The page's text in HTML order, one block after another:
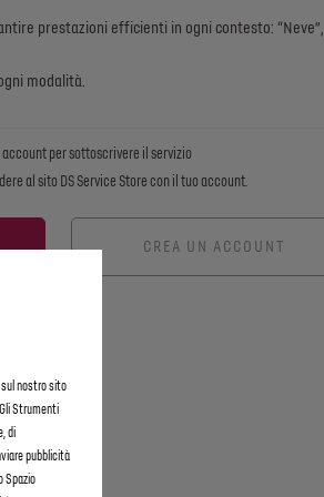
prestazioni efficienti in ogni contesto: “Neve”,
modalità.
per sottoscrivere il servizio
al sito DS Service Store con il tuo account.
CREA UN ACCOUNT
nostro sito
Strumenti
di
pubblicità
Spazio